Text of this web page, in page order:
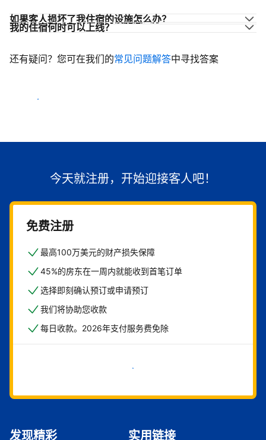
如果客人损坏了我住宿的设施怎么办？
我的住宿何时可以上线？
还有疑问？您可在我们的常见问题解答中寻找答案
开始迎客
今天就注册，开始迎接客人吧！
免费注册
最高100万美元的财产损失保障
45%的房东在一周内就能收到首笔订单
选择即刻确认预订或申请预订
我们将协助您收款
每日收款。2026年支付服务费免除
立即开始
发现精彩 实用链接